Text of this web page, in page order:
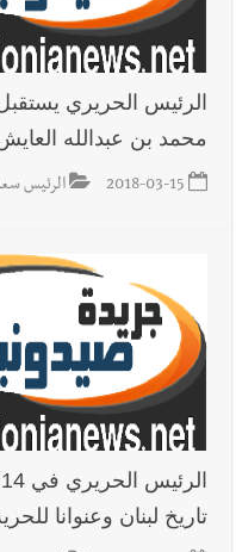
الرئيس الحريري
محمد بن عبدالله
2018-03-15 الرئيس
تاريخ لبنان وعنوانا